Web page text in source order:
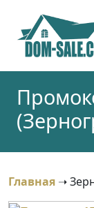
content
Главная ➝